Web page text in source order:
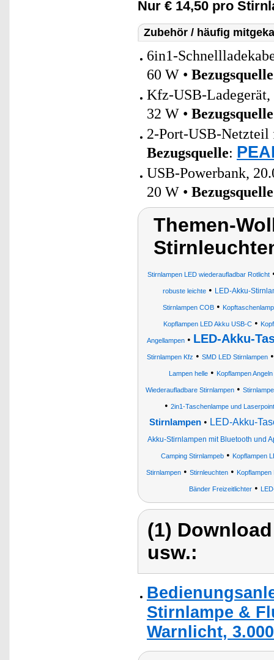
Nur € 14,50 pro
Zubehör / häufig
6in1-
60 W • Bezugsquelle
Kfz-USB-
32 W • Bezugsquelle
2-Port-USB-Netzteil
Bezugsquelle:
USB-Powerbank,
20 W • Bezugsquelle
Themen-
Stirnlampen LED wiederaufladbar Rotlicht
robuste leichte • LED-Akku-
Stirnlampen COB •
Kopflampen LED Akku USB-C•
Angellampen • LED-Akku-
Stirnlampen Kfz • SMD LED Stirnlampen
Lampen helle • Kopflampen Angeln
Wiederaufladbare Stirnlampen•
• 2in1-Taschenlampe und
Stirnlampen• LED-Akku-
Akku-Stirnlampen mit Bluetooth und
Camping Stirnlampeb• Kopflampen
Stirnlampen• Stirnleuchten• Kopflampen
Bänder Freizeitlichter •
(1)
usw.:
Stirnlampe &
Warnlicht,